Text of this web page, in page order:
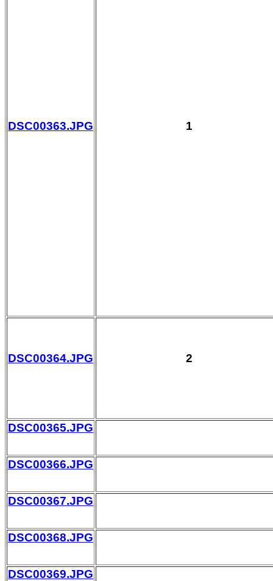
DSC00363.JPG 1
DSC00364.JPG 2
DSC00365.JPG
DSC00366.JPG
DSC00367.JPG
DSC00368.JPG
DSC00369.JPG